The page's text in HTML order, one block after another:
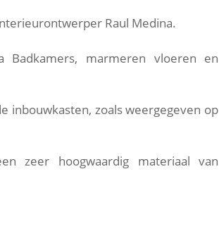
Raul Medina.
Badkamers, marmeren vloeren en
inbouwkasten, zoals weergegeven op
zeer hoogwaardig materiaal van